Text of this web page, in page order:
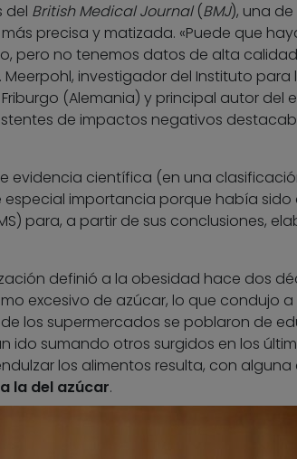
del British Medical Journal(BMJ), una de
precisa y matizada. «Puede que
pero no tenemos datos de alta
investigador del Instituto para
(Alemania) y principal autor del
de impactos negativos
evidencia científica (en una
importancia porque había
para, a partir de sus conclusiones,
definió a la obesidad hace dos
excesivo de azúcar, lo que condujo
los supermercados se poblaron de
ido sumando otros surgidos en los
los alimentos resulta, con alguna
la del azúcar.